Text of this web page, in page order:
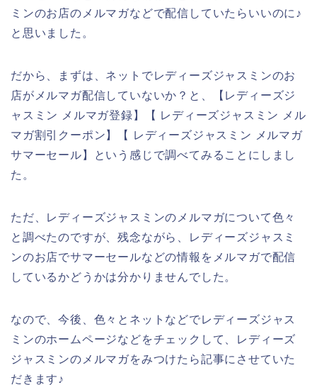
ミンのお店のメルマガなどで配信していたらいいのに♪
と思いました。
だから、まずは、ネットでレディーズジャスミンのお
店がメルマガ配信していないか？と、【レディーズジ
ャスミン メルマガ登録】【 レディーズジャスミン メル
マガ割引クーポン】【 レディーズジャスミン メルマガ
サマーセール】という感じで調べてみることにしまし
た。
ただ、レディーズジャスミンのメルマガについて色々
と調べたのですが、残念ながら、レディーズジャスミ
ンのお店でサマーセールなどの情報をメルマガで配信
しているかどうかは分かりませんでした。
なので、今後、色々とネットなどでレディーズジャス
ミンのホームページなどをチェックして、レディーズ
ジャスミンのメルマガをみつけたら記事にさせていた
だきます♪